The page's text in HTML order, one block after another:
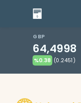
GBP
64,4998
%0.38 (0.2451)